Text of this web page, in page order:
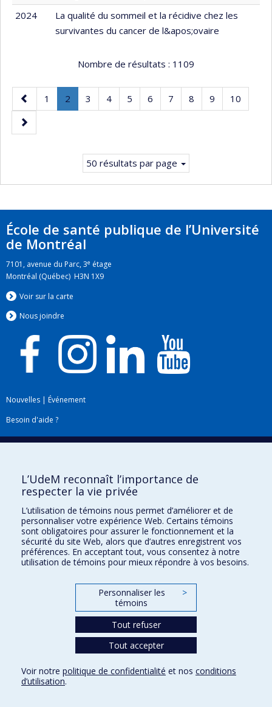
2024
La qualité du sommeil et la récidive chez les
survivantes du cancer de l&apos;ovaire
Nombre de résultats : 1109
Page
précédente
Page
1 Page
2
Page
Page
3 Page
4 Page
5 Page
6 Page
7 Page
8 Page
9 Page
10
Page
suivante
50 résultats par page
École de santé publique de l’Université
de Montréal
7101, avenue du Parc, 3e étage
Montréal (Québec) H3N 1X9
Voir sur la carte
Nous joindre
Nouvelles | Événement
Besoin d'aide ?
Plan du site|Accessibilité
Téléchargez les logos de l'ESPUM
Paramètres des témoins
L’UdeM reconnaît l’importance de
respecter la vie privée
L’utilisation de témoins nous permet d’améliorer et de
personnaliser votre expérience Web. Certains témoins
sont obligatoires pour assurer le fonctionnement et la
sécurité du site Web, alors que d’autres enregistrent vos
préférences. En acceptant tout, vous consentez à notre
utilisation de témoins pour mieux répondre à vos besoins.
Personnaliser les
témoins
>
Tout refuser
Tout accepter
Voir notre politique de confidentialité et nos conditions
d’utilisation.